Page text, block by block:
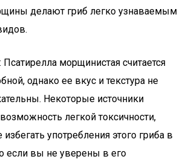
делают гриб легко узнаваемым
: Псатирелла морщинистая считается
однако ее вкус и текстура не
Некоторые источники
легкой токсичности,
употребления этого гриба в
если вы не уверены в его